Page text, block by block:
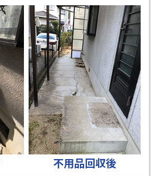
不用品回収後